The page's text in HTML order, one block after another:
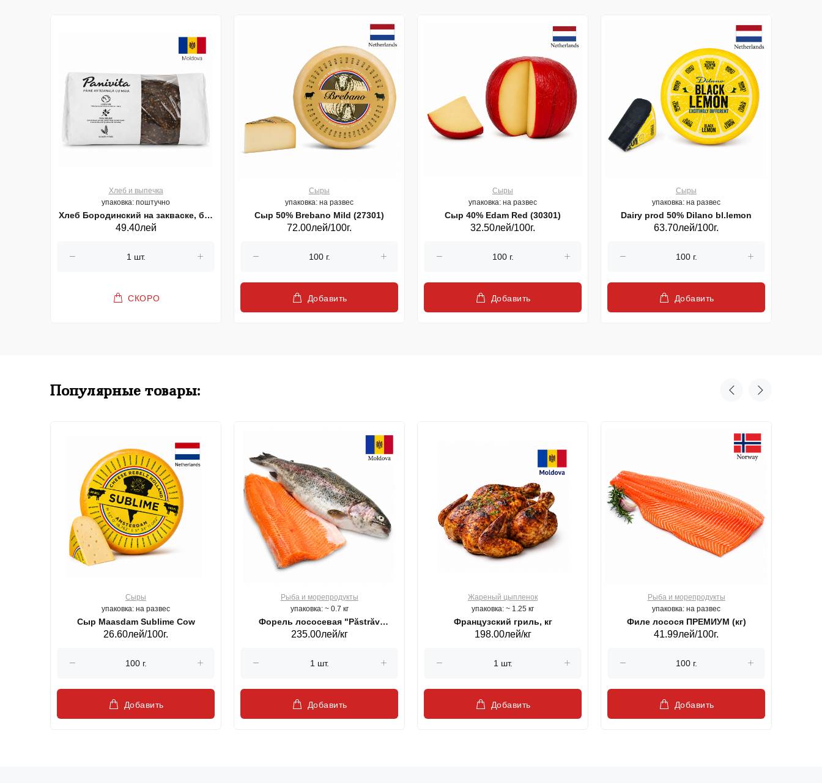
Хлеб и выпечка
упаковка: поштучно
Хлеб Бородинский на закваске, без
дрожжей, 600 г
49.40лей
СКОРО
Сыры
упаковка: на развес
Сыр 50% Brebano Mild (27301)
72.00лей/100г.
Добавить
Сыры
упаковка: на развес
Сыр 40% Edam Red (30301)
32.50лей/100г.
Добавить
Сыры
упаковка: на развес
Dairy prod 50% Dilano bl.lemon
63.70лей/100г.
Добавить
Популярные товары:
Сыры
упаковка: на развес
Сыр Maasdam Sublime Cow
26.60лей/100г.
Добавить
Рыба и морепродукты
упаковка: ~ 0.7 кг
Форель лососевая "Păstrăv
Moldovenesc"
235.00лей/кг
Добавить
Жареный цыпленок
упаковка: ~ 1.25 кг
Французский гриль, кг
198.00лей/кг
Добавить
Рыба и морепродукты
упаковка: на развес
Филе лосося ПРЕМИУМ (кг)
41.99лей/100г.
Добавить